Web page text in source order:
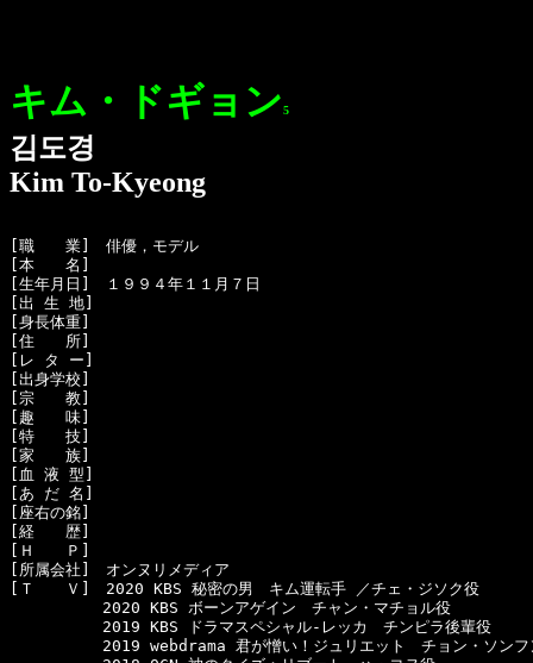
キム・ドギョン5
김도경
Kim To-Kyeong
[職　　業]　俳優，モデル
[本　　名]
[生年月日]　１９９４年１１月７日
[出 生 地]
[身長体重]
[住　　所]
[レ タ ー]
[出身学校]
[宗　　教]
[趣　　味]
[特　　技]
[家　　族]
[血 液 型]
[あ だ 名]
[座右の銘]
[経　　歴]
[Ｈ　　Ｐ]
[所属会社]　オンヌリメディア
[Ｔ　　Ｖ]　2020 KBS 秘密の男　キム運転手 ／チェ・ジソク役
2020 KBS ボーンアゲイン　チャン・マチョル役
2019 KBS ドラマスペシャル-レッカ　チンピラ後輩役
2019 webdrama 君が憎い！ジュリエット　チョン・ソンフ